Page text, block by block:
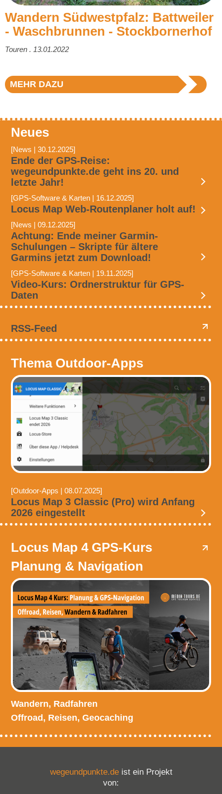
Wandern Südwestpfalz: Battweiler
- Waschbrunnen - Stockbornerhof
Touren . 13.01.2022
MEHR DAZU
Neues
[News | 30.12.2025]
Ende der GPS-Reise:
wegeundpunkte.de geht ins 20. und
letzte Jahr!
[GPS-Software & Karten | 16.12.2025]
Locus Map Web-Routenplaner holt auf!
[News | 09.12.2025]
Achtung: Ende meiner Garmin-
Schulungen – Skripte für ältere
Garmins jetzt zum Download!
[GPS-Software & Karten | 19.11.2025]
Video-Kurs: Ordnerstruktur für GPS-
Daten
RSS-Feed
Thema Outdoor-Apps
[Outdoor-Apps | 08.07.2025]
Locus Map 3 Classic (Pro) wird Anfang
2026 eingestellt
Locus Map 4 GPS-Kurs
Planung & Navigation
Wandern, Radfahren
Offroad, Reisen, Geocaching
wegeundpunkte.deist ein Projekt
von: